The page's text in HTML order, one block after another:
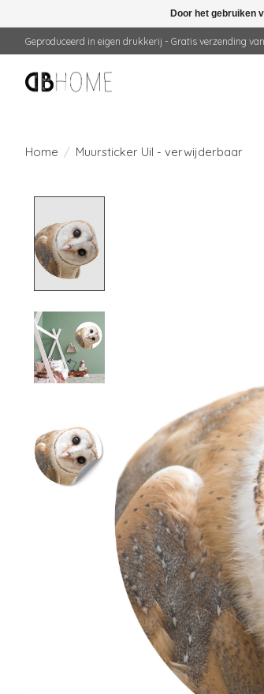
Geproduceerd in eigen drukkerij - Gratis verzending
Home / Muursticker Uil - verwijderbaar
Door het gebruiken